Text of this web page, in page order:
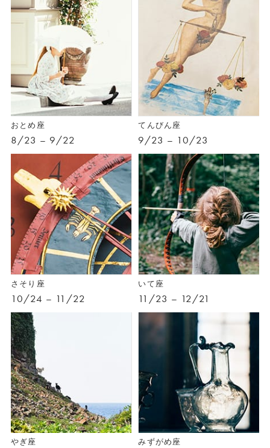
おとめ座
8/23 – 9/22
てんびん座
9/23 – 10/23
さそり座
10/24 – 11/22
いて座
11/23 – 12/21
やぎ座 みずがめ座